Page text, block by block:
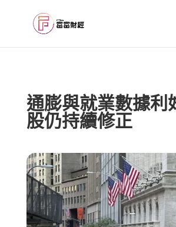
通膨與就業數據利
股仍持續修正